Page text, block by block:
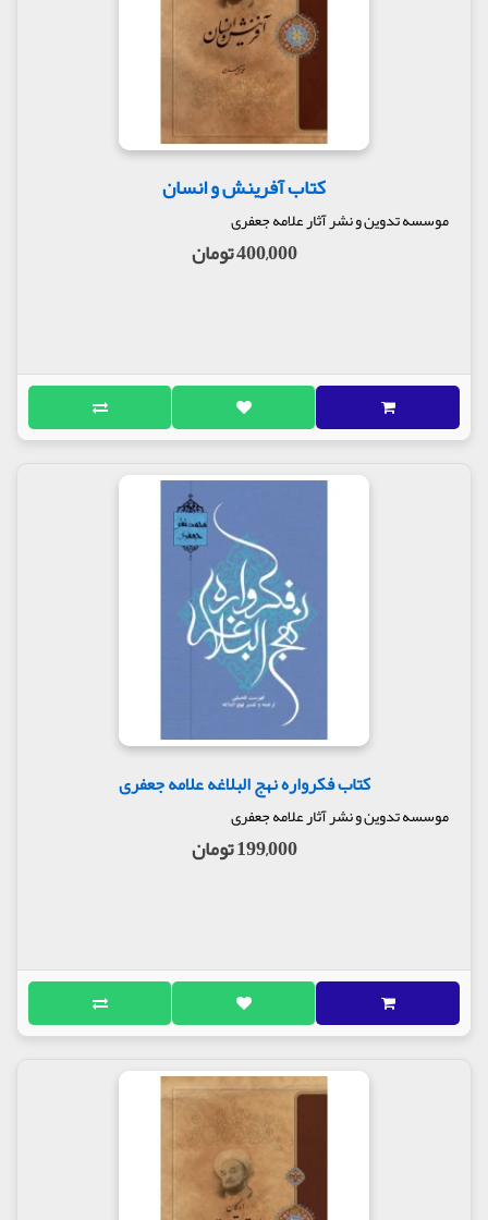
کتاب آفرینش و انسان
موسسه تدوین و نشر آثار علامه جعفری
400,000 تومان
کتاب فکرواره نهج البلاغه علامه جعفری
موسسه تدوین و نشر آثار علامه جعفری
199,000 تومان